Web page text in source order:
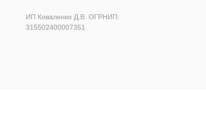
ИП Коваленко Д.В. ОГРНИП:
315502400007351